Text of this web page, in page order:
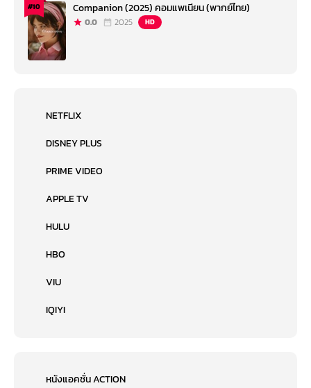
#10 Companion (2025) คอมแพเนียน (พากย์ไทย)
0.0 2025 HD
NETFLIX
DISNEY PLUS
PRIME VIDEO
APPLE TV
HULU
HBO
VIU
IQIYI
หนังแอคชั่น ACTION